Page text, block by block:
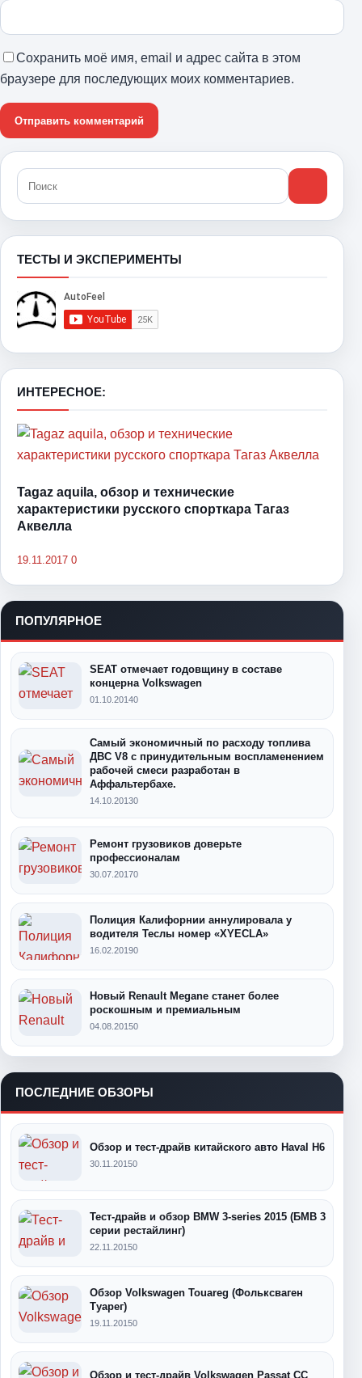
Сохранить моё имя, email и адрес сайта в этом
браузере для последующих моих комментариев.
ТЕСТЫ И ЭКСПЕРИМЕНТЫ
ИНТЕРЕСНОЕ:
Tagaz aquila, обзор и технические
характеристики русского спорткара Тагаз
Аквелла
19.11.2017 0
ПОПУЛЯРНОЕ
SEAT отмечает годовщину в составе
концерна Volkswagen
01.10.20140
Самый экономичный по расходу топлива
ДВС V8 с принудительным воспламенением
рабочей смеси разработан в
Аффальтербахе.
14.10.20130
Ремонт грузовиков доверьте
профессионалам
30.07.20170
Полиция Калифорнии аннулировала у
водителя Теслы номер «XYECLA»
16.02.20190
Новый Renault Megane станет более
роскошным и премиальным
04.08.20150
ПОСЛЕДНИЕ ОБЗОРЫ
Обзор и тест-драйв китайского авто Haval H6
30.11.20150
Тест-драйв и обзор BMW 3-series 2015 (БМВ 3
серии рестайлинг)
22.11.20150
Обзор Volkswagen Touareg (Фольксваген
Туарег)
19.11.20150
Обзор и тест-драйв Volkswagen Passat CC